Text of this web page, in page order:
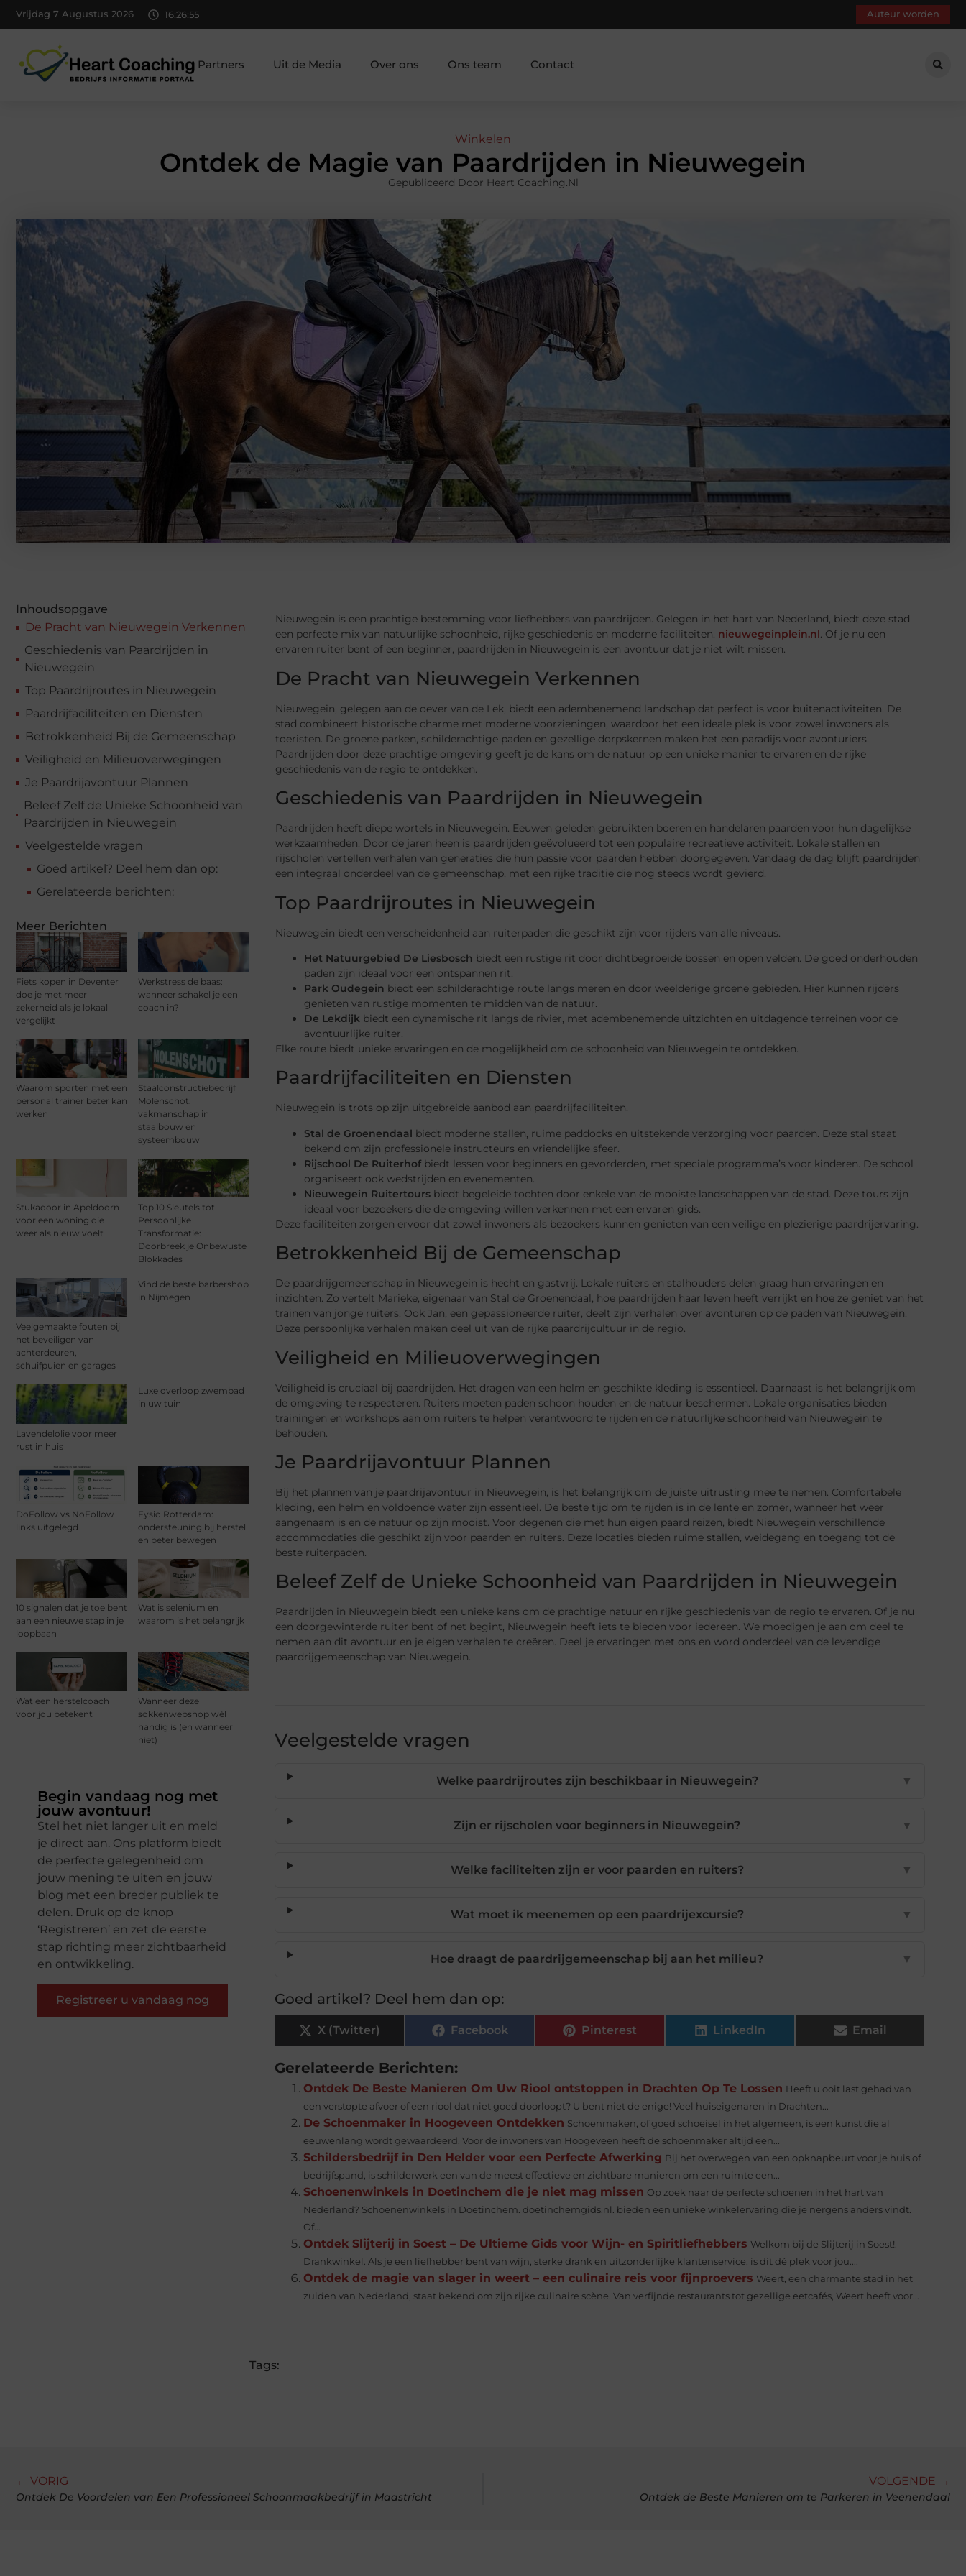
Vrijdag 7 Augustus 2026 16:26:56 Auteur worden
Partners Uit de Media Over ons Ons team Contact
Winkelen
Ontdek de Magie van Paardrijden in Nieuwegein
Gepubliceerd Door Heart Coaching.nl
Inhoudsopgave
De Pracht van Nieuwegein Verkennen
Geschiedenis van Paardrijden in
Nieuwegein
Top Paardrijroutes in Nieuwegein
Paardrijfaciliteiten en Diensten
Betrokkenheid Bij de Gemeenschap
Veiligheid en Milieuoverwegingen
Je Paardrijavontuur Plannen
Beleef Zelf de Unieke Schoonheid van
Paardrijden in Nieuwegein
Veelgestelde vragen
Goed artikel? Deel hem dan op:
Gerelateerde berichten:
Meer Berichten
Fiets kopen in Deventer
doe je met meer
zekerheid als je lokaal
vergelijkt
Werkstress de baas:
wanneer schakel je een
coach in?
Waarom sporten met een
personal trainer beter kan
werken
Staalconstructiebedrijf
Molenschot:
vakmanschap in
staalbouw en
systeembouw
Stukadoor in Apeldoorn
voor een woning die
weer als nieuw voelt
Top 10 Sleutels tot
Persoonlijke
Transformatie:
Doorbreek je Onbewuste
Blokkades
Veelgemaakte fouten bij
het beveiligen van
achterdeuren,
schuifpuien en garages
Vind de beste barbershop
in Nijmegen
Lavendelolie voor meer
rust in huis
Luxe overloop zwembad
in uw tuin
DoFollow vs NoFollow
links uitgelegd
Fysio Rotterdam:
ondersteuning bij herstel
en beter bewegen
10 signalen dat je toe bent
aan een nieuwe stap in je
loopbaan
Wat is selenium en
waarom is het belangrijk
Wat een herstelcoach
voor jou betekent
Wanneer deze
sokkenwebshop wél
handig is (en wanneer
niet)
Begin vandaag nog met
jouw avontuur!
Stel het niet langer uit en meld
je direct aan. Ons platform biedt
de perfecte gelegenheid om
jouw mening te uiten en jouw
blog met een breder publiek te
delen. Druk op de knop
‘Registreren’ en zet de eerste
stap richting meer zichtbaarheid
en ontwikkeling.
Registreer u vandaag nog
Nieuwegein is een prachtige bestemming voor liefhebbers van paardrijden. Gelegen in het hart van Nederland, biedt deze stad
een perfecte mix van natuurlijke schoonheid, rijke geschiedenis en moderne faciliteiten. nieuwegeinplein.nl. Of je nu een
ervaren ruiter bent of een beginner, paardrijden in Nieuwegein is een avontuur dat je niet wilt missen.
De Pracht van Nieuwegein Verkennen
Nieuwegein, gelegen aan de oever van de Lek, biedt een adembenemend landschap dat perfect is voor buitenactiviteiten. De
stad combineert historische charme met moderne voorzieningen, waardoor het een ideale plek is voor zowel inwoners als
toeristen. De groene parken, schilderachtige paden en gezellige dorpskernen maken het een paradijs voor avonturiers.
Paardrijden door deze prachtige omgeving geeft je de kans om de natuur op een unieke manier te ervaren en de rijke
geschiedenis van de regio te ontdekken.
Geschiedenis van Paardrijden in Nieuwegein
Paardrijden heeft diepe wortels in Nieuwegein. Eeuwen geleden gebruikten boeren en handelaren paarden voor hun dagelijkse
werkzaamheden. Door de jaren heen is paardrijden geëvolueerd tot een populaire recreatieve activiteit. Lokale stallen en
rijscholen vertellen verhalen van generaties die hun passie voor paarden hebben doorgegeven. Vandaag de dag blijft paardrijden
een integraal onderdeel van de gemeenschap, met een rijke traditie die nog steeds wordt gevierd.
Top Paardrijroutes in Nieuwegein
Nieuwegein biedt een verscheidenheid aan ruiterpaden die geschikt zijn voor rijders van alle niveaus.
Het Natuurgebied De Liesbosch biedt een rustige rit door dichtbegroeide bossen en open velden. De goed onderhouden
paden zijn ideaal voor een ontspannen rit.
Park Oudegein biedt een schilderachtige route langs meren en door weelderige groene gebieden. Hier kunnen rijders
genieten van rustige momenten te midden van de natuur.
De Lekdijk biedt een dynamische rit langs de rivier, met adembenemende uitzichten en uitdagende terreinen voor de
avontuurlijke ruiter.
Elke route biedt unieke ervaringen en de mogelijkheid om de schoonheid van Nieuwegein te ontdekken.
Paardrijfaciliteiten en Diensten
Nieuwegein is trots op zijn uitgebreide aanbod aan paardrijfaciliteiten.
Stal de Groenendaal biedt moderne stallen, ruime paddocks en uitstekende verzorging voor paarden. Deze stal staat
bekend om zijn professionele instructeurs en vriendelijke sfeer.
Rijschool De Ruiterhofbiedt lessen voor beginners en gevorderden, met speciale programma’s voor kinderen. De school
organiseert ook wedstrijden en evenementen.
Nieuwegein Ruitertours biedt begeleide tochten door enkele van de mooiste landschappen van de stad. Deze tours zijn
ideaal voor bezoekers die de omgeving willen verkennen met een ervaren gids.
Deze faciliteiten zorgen ervoor dat zowel inwoners als bezoekers kunnen genieten van een veilige en plezierige paardrijervaring.
Betrokkenheid Bij de Gemeenschap
De paardrijgemeenschap in Nieuwegein is hecht en gastvrij. Lokale ruiters en stalhouders delen graag hun ervaringen en
inzichten. Zo vertelt Marieke, eigenaar van Stal de Groenendaal, hoe paardrijden haar leven heeft verrijkt en hoe ze geniet van het
trainen van jonge ruiters. Ook Jan, een gepassioneerde ruiter, deelt zijn verhalen over avonturen op de paden van Nieuwegein.
Deze persoonlijke verhalen maken deel uit van de rijke paardrijcultuur in de regio.
Veiligheid en Milieuoverwegingen
Veiligheid is cruciaal bij paardrijden. Het dragen van een helm en geschikte kleding is essentieel. Daarnaast is het belangrijk om
de omgeving te respecteren. Ruiters moeten paden schoon houden en de natuur beschermen. Lokale organisaties bieden
trainingen en workshops aan om ruiters te helpen verantwoord te rijden en de natuurlijke schoonheid van Nieuwegein te
behouden.
Je Paardrijavontuur Plannen
Bij het plannen van je paardrijavontuur in Nieuwegein, is het belangrijk om de juiste uitrusting mee te nemen. Comfortabele
kleding, een helm en voldoende water zijn essentieel. De beste tijd om te rijden is in de lente en zomer, wanneer het weer
aangenaam is en de natuur op zijn mooist. Voor degenen die met hun eigen paard reizen, biedt Nieuwegein verschillende
accommodaties die geschikt zijn voor paarden en ruiters. Deze locaties bieden ruime stallen, weidegang en toegang tot de
beste ruiterpaden.
Beleef Zelf de Unieke Schoonheid van Paardrijden in Nieuwegein
Paardrijden in Nieuwegein biedt een unieke kans om de prachtige natuur en rijke geschiedenis van de regio te ervaren. Of je nu
een doorgewinterde ruiter bent of net begint, Nieuwegein heeft iets te bieden voor iedereen. We moedigen je aan om deel te
nemen aan dit avontuur en je eigen verhalen te creëren. Deel je ervaringen met ons en word onderdeel van de levendige
paardrijgemeenschap van Nieuwegein.
Veelgestelde vragen
Welke paardrijroutes zijn beschikbaar in Nieuwegein? ▼
Zijn er rijscholen voor beginners in Nieuwegein? ▼
Welke faciliteiten zijn er voor paarden en ruiters? ▼
Wat moet ik meenemen op een paardrijexcursie? ▼
Hoe draagt de paardrijgemeenschap bij aan het milieu? ▼
Goed artikel? Deel hem dan op:
X (Twitter) Facebook Pinterest LinkedIn Email
Gerelateerde Berichten:
Ontdek De Beste Manieren Om Uw Riool ontstoppen in Drachten Op Te Lossen Heeft u ooit last gehad van
een verstopte afvoer of een riool dat niet goed doorloopt? U bent niet de enige! Veel huiseigenaren in Drachten...
De Schoenmaker in Hoogeveen Ontdekken Schoenmaken, of goed schoeisel in het algemeen, is een kunst die al
eeuwenlang wordt gewaardeerd. Voor de inwoners van Hoogeveen heeft de schoenmaker altijd een...
Schildersbedrijf in Den Helder voor een Perfecte Afwerking Bij het overwegen van een opknapbeurt voor je huis of
bedrijfspand, is schilderwerk een van de meest effectieve en zichtbare manieren om een ruimte een...
Schoenenwinkels in Doetinchem die je niet mag missen Op zoek naar de perfecte schoenen in het hart van
Nederland? Schoenenwinkels in Doetinchem. doetinchemgids.nl. bieden een unieke winkelervaring die je nergens anders vindt.
Of...
Ontdek Slijterij in Soest – De Ultieme Gids voor Wijn- en Spiritliefhebbers Welkom bij de Slijterij in Soest!.
Drankwinkel. Als je een liefhebber bent van wijn, sterke drank en uitzonderlijke klantenservice, is dit dé plek voor jou....
Ontdek de magie van slager in weert – een culinaire reis voor fijnproevers Weert, een charmante stad in het
zuiden van Nederland, staat bekend om zijn rijke culinaire scène. Van verfijnde restaurants tot gezellige eetcafés, Weert heeft voor...
Tags:
← VORIG
Ontdek De Voordelen van Een Professioneel Schoonmaakbedrijf in Maastricht
VOLGENDE →
Ontdek de Beste Manieren om te Parkeren in Veenendaal